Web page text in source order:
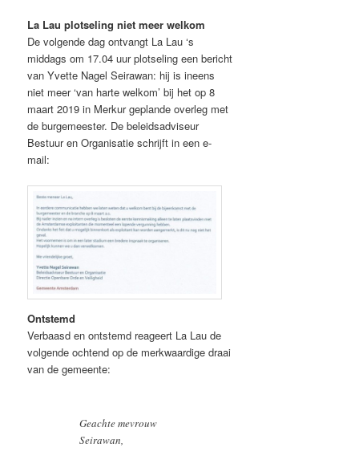
La Lau plotseling niet meer welkom
De volgende dag ontvangt La Lau ‘s
middags om 17.04 uur plotseling een bericht
van Yvette Nagel Seirawan: hij is ineens
niet meer ‘van harte welkom’ bij het op 8
maart 2019 in Merkur geplande overleg met
de burgemeester. De beleidsadviseur
Bestuur en Organisatie schrijft in een e-
mail:
Ontstemd
Verbaasd en ontstemd reageert La Lau de
volgende ochtend op de merkwaardige draai
van de gemeente:
Geachte mevrouw
Seirawan,